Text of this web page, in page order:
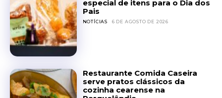
especial de itens para o Dia dos
Pais
NOTÍCIAS 6 DE AGOSTO DE 2026
Restaurante Comida Caseira
serve pratos clássicos da
cozinha cearense na